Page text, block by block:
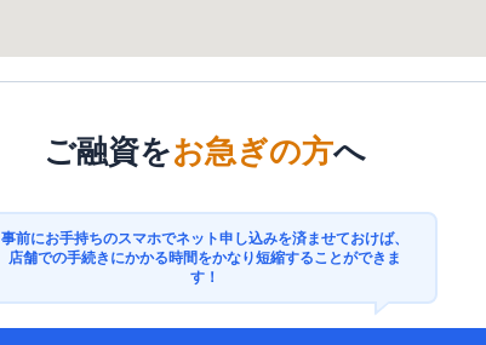
ご融資をお急ぎの方へ
事前にお手持ちのスマホでネット申し込みを済ませておけば、
店舗での手続きにかかる時間をかなり短縮することができま
す！